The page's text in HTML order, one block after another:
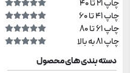
چاپ 21 تا 40
چاپ 41 تا 60
چاپ 61 تا 80
چاپ 81 به بالا
دسته بندی های محصول